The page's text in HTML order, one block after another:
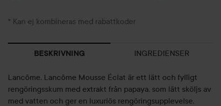
* Kan ej kombineras med rabattkoder
BESKRIVNING INGREDIENSER
Lancôme. Lancôme Mousse Éclat är ett lätt och fylligt
rengöringsskum med extrakt från papaya, som lätt sköljs av
med vatten och ger en luxuriös rengöringsupplevelse.